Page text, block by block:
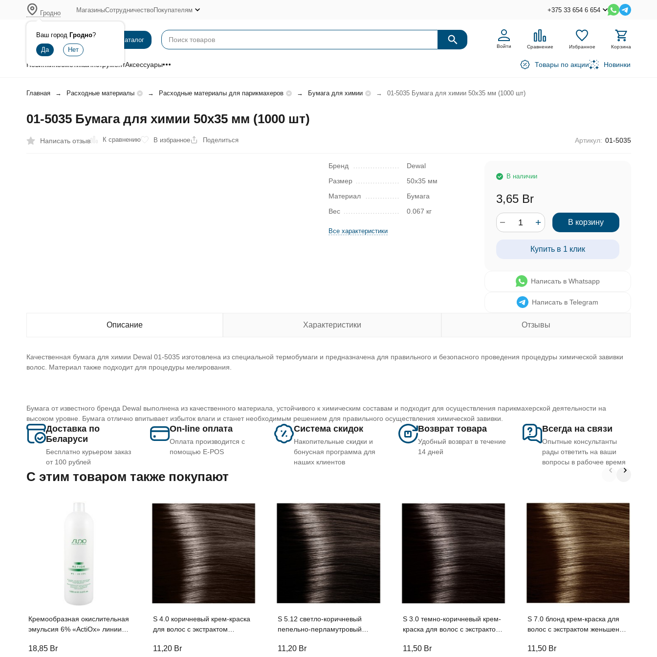
Гродно
Ваш город Гродно?
МагазиныСотрудничествоПокупателям +375 33 654 6 654
Каталог
Войти Сравнение Избранное Корзина
НовинкиКосметикаИнструментАксессуары Товары по акции Новинки
Главная Расходные материалы Расходные материалы для парикмахеров Бумага для химии 01-5035 Бумага для химии 50х35 мм (1000 шт)
01-5035 Бумага для химии 50х35 мм (1000 шт)
Написать отзыв К сравнению В избранное Поделиться Артикул: 01-5035
Бренд
Dewal
Размер
50х35 мм
Материал
Бумага
Вес
0.067 кг
Все характеристики
В наличии
3,65 Br
В корзину
Купить в 1 клик
Написать в Whatsapp
Написать в Telegram
Описание Характеристики Отзывы
Качественная бумага для химии Dewal 01-5035 изготовлена из специальной термобумаги и предназначена для правильного и безопасного проведения процедуры химической завивки
волос. Материал также подходит для процедуры мелирования.
Бумага от известного бренда Dewal выполнена из качественного материала, устойчивого к химическим составам и подходит для осуществления парикмахерской деятельности на
высоком уровне. Бумага отлично впитывает избыток влаги и станет необходимым решением для правильного осуществления химической завивки.
Доставка по
Беларуси
Бесплатно курьером заказ
от 100 рублей
On-line оплата
Оплата производится с
помощью E-POS
Система скидок
Накопительные скидки и
бонусная программа для
наших клиентов
Возврат товара
Удобный возврат в течение
14 дней
Всегда на связи
Опытные консультанты
рады ответить на ваши
вопросы в рабочее время
C этим товаром также покупают
Кремообразная окислительная
эмульсия 6% «ActiOx» линии
экстрактом женьшеня и
18,85 Br
S 4.0 коричневый крем-краска
для волос с экстрактом
протеинами линии Studio
11,20 Br
S 5.12 светло-коричневый
пепельно-перламутровый
экстрактом женьшеня и
11,20 Br
S 3.0 темно-коричневый крем-
краска для волос с экстрактом
протеинами линии Studio
11,50 Br
S 7.0 блонд крем-краска для
волос с экстрактом женьшеня
Studio Professional , 100 мл
11,50 Br